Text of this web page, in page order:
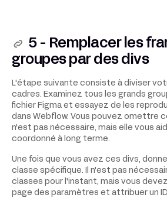
5 - Remplacer les
groupes par des divs
L'étape suivante consiste à diviser
cadres. Examinez tous les grands
fichier Figma et essayez de les
dans Webflow. Vous pouvez omettre
n'est pas nécessaire, mais elle vous
coordonné à long terme.
Une fois que vous avez ces divs,
classe spécifique. Il n'est pas
classes pour l'instant, mais vous
page des paramètres et attribuer un